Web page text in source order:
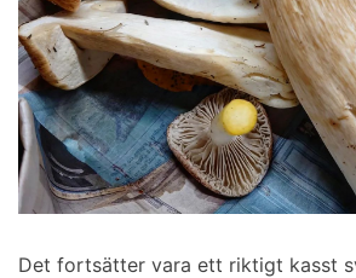
Det fortsätter vara ett riktigt kasst